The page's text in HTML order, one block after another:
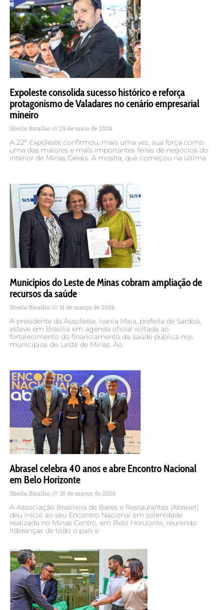
Expoleste consolida sucesso histórico e reforça
protagonismo de Valadares no cenário empresarial
mineiro
Sheila Bicalho 25 de maio de 2026
A 22ª Expoleste confirmou, mais uma vez, sua força como
uma das maiores e mais importantes feiras de negócios do
interior de Minas Gerais. A mostra, que começou na última
Municípios do Leste de Minas cobram ampliação de
recursos da saúde
Sheila Bicalho 31 de março de 2026
A presidente da Assoleste, Ivania Maia, prefeita de Sardoá,
esteve em Brasília em agenda oficial voltada ao
fortalecimento do financiamento da saúde pública nos
municípios do Leste de Minas. Ao
Abrasel celebra 40 anos e abre Encontro Nacional
em Belo Horizonte
Sheila Bicalho 30 de março de 2026
A Associação Brasileira de Bares e Restaurantes (Abrasel)
deu início ao seu Encontro Nacional em solenidade
realizada no Minas Centro, em Belo Horizonte, reunindo
lideranças de todo o país e